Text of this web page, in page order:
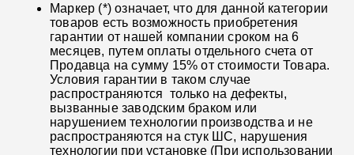
Маркер (*) означает, что для данной категории
товаров есть возможность приобретения
гарантии от нашей компании сроком на 6
месяцев, путем оплаты отдельного счета от
Продавца на сумму 15% от стоимости Товара.
Условия гарантии в таком случае
распространяются только на дефекты,
вызванные заводским браком или
нарушением технологии производства и не
распространяются на стук ШС, нарушения
технологии при установке (При использовании